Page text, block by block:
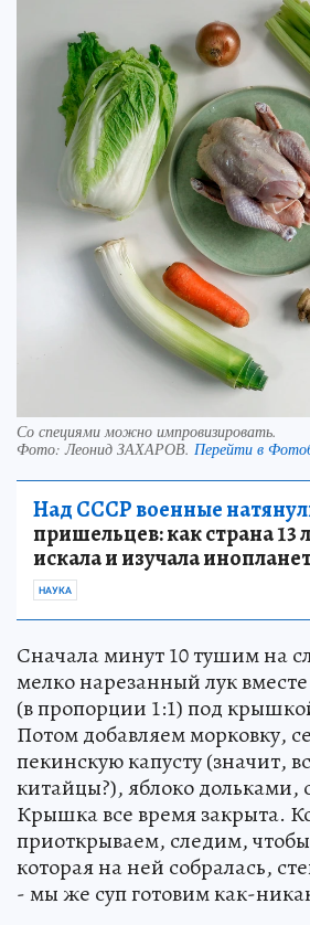
Со специями можно импровизировать.
Фото:Леонид ЗАХАРОВ. Перейти в
Над СССР военные
пришельцев: как страна 13
искала и изучала
НАУКА
Сначала минут 10 тушим на
мелко нарезанный лук
(в пропорции 1:1) под
Потом добавляем морковку,
пекинскую капусту (значит,
китайцы?), яблоко дольками,
Крышка все время закрыта.
приоткрываем, следим, чтобы
которая на ней собралась,
- мы же суп готовим как-